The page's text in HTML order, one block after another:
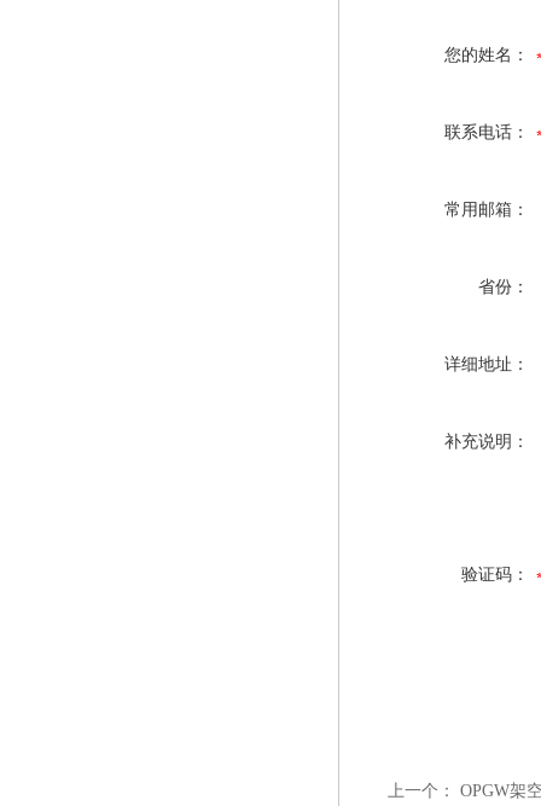
您的姓名：
联系电话：
常用邮箱：
省份：
详细地址：
补充说明：
验证码：
上一个： OPGW架